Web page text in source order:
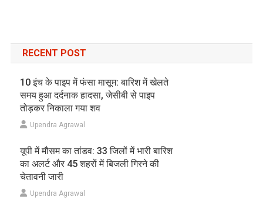
RECENT POST
10 इंच के पाइप में फंसा मासूम: बारिश में खेलते
समय हुआ दर्दनाक हादसा, जेसीबी से पाइप
तोड़कर निकाला गया शव
Upendra Agrawal
यूपी में मौसम का तांडव: 33 जिलों में भारी बारिश
का अलर्ट और 45 शहरों में बिजली गिरने की
चेतावनी जारी
Upendra Agrawal